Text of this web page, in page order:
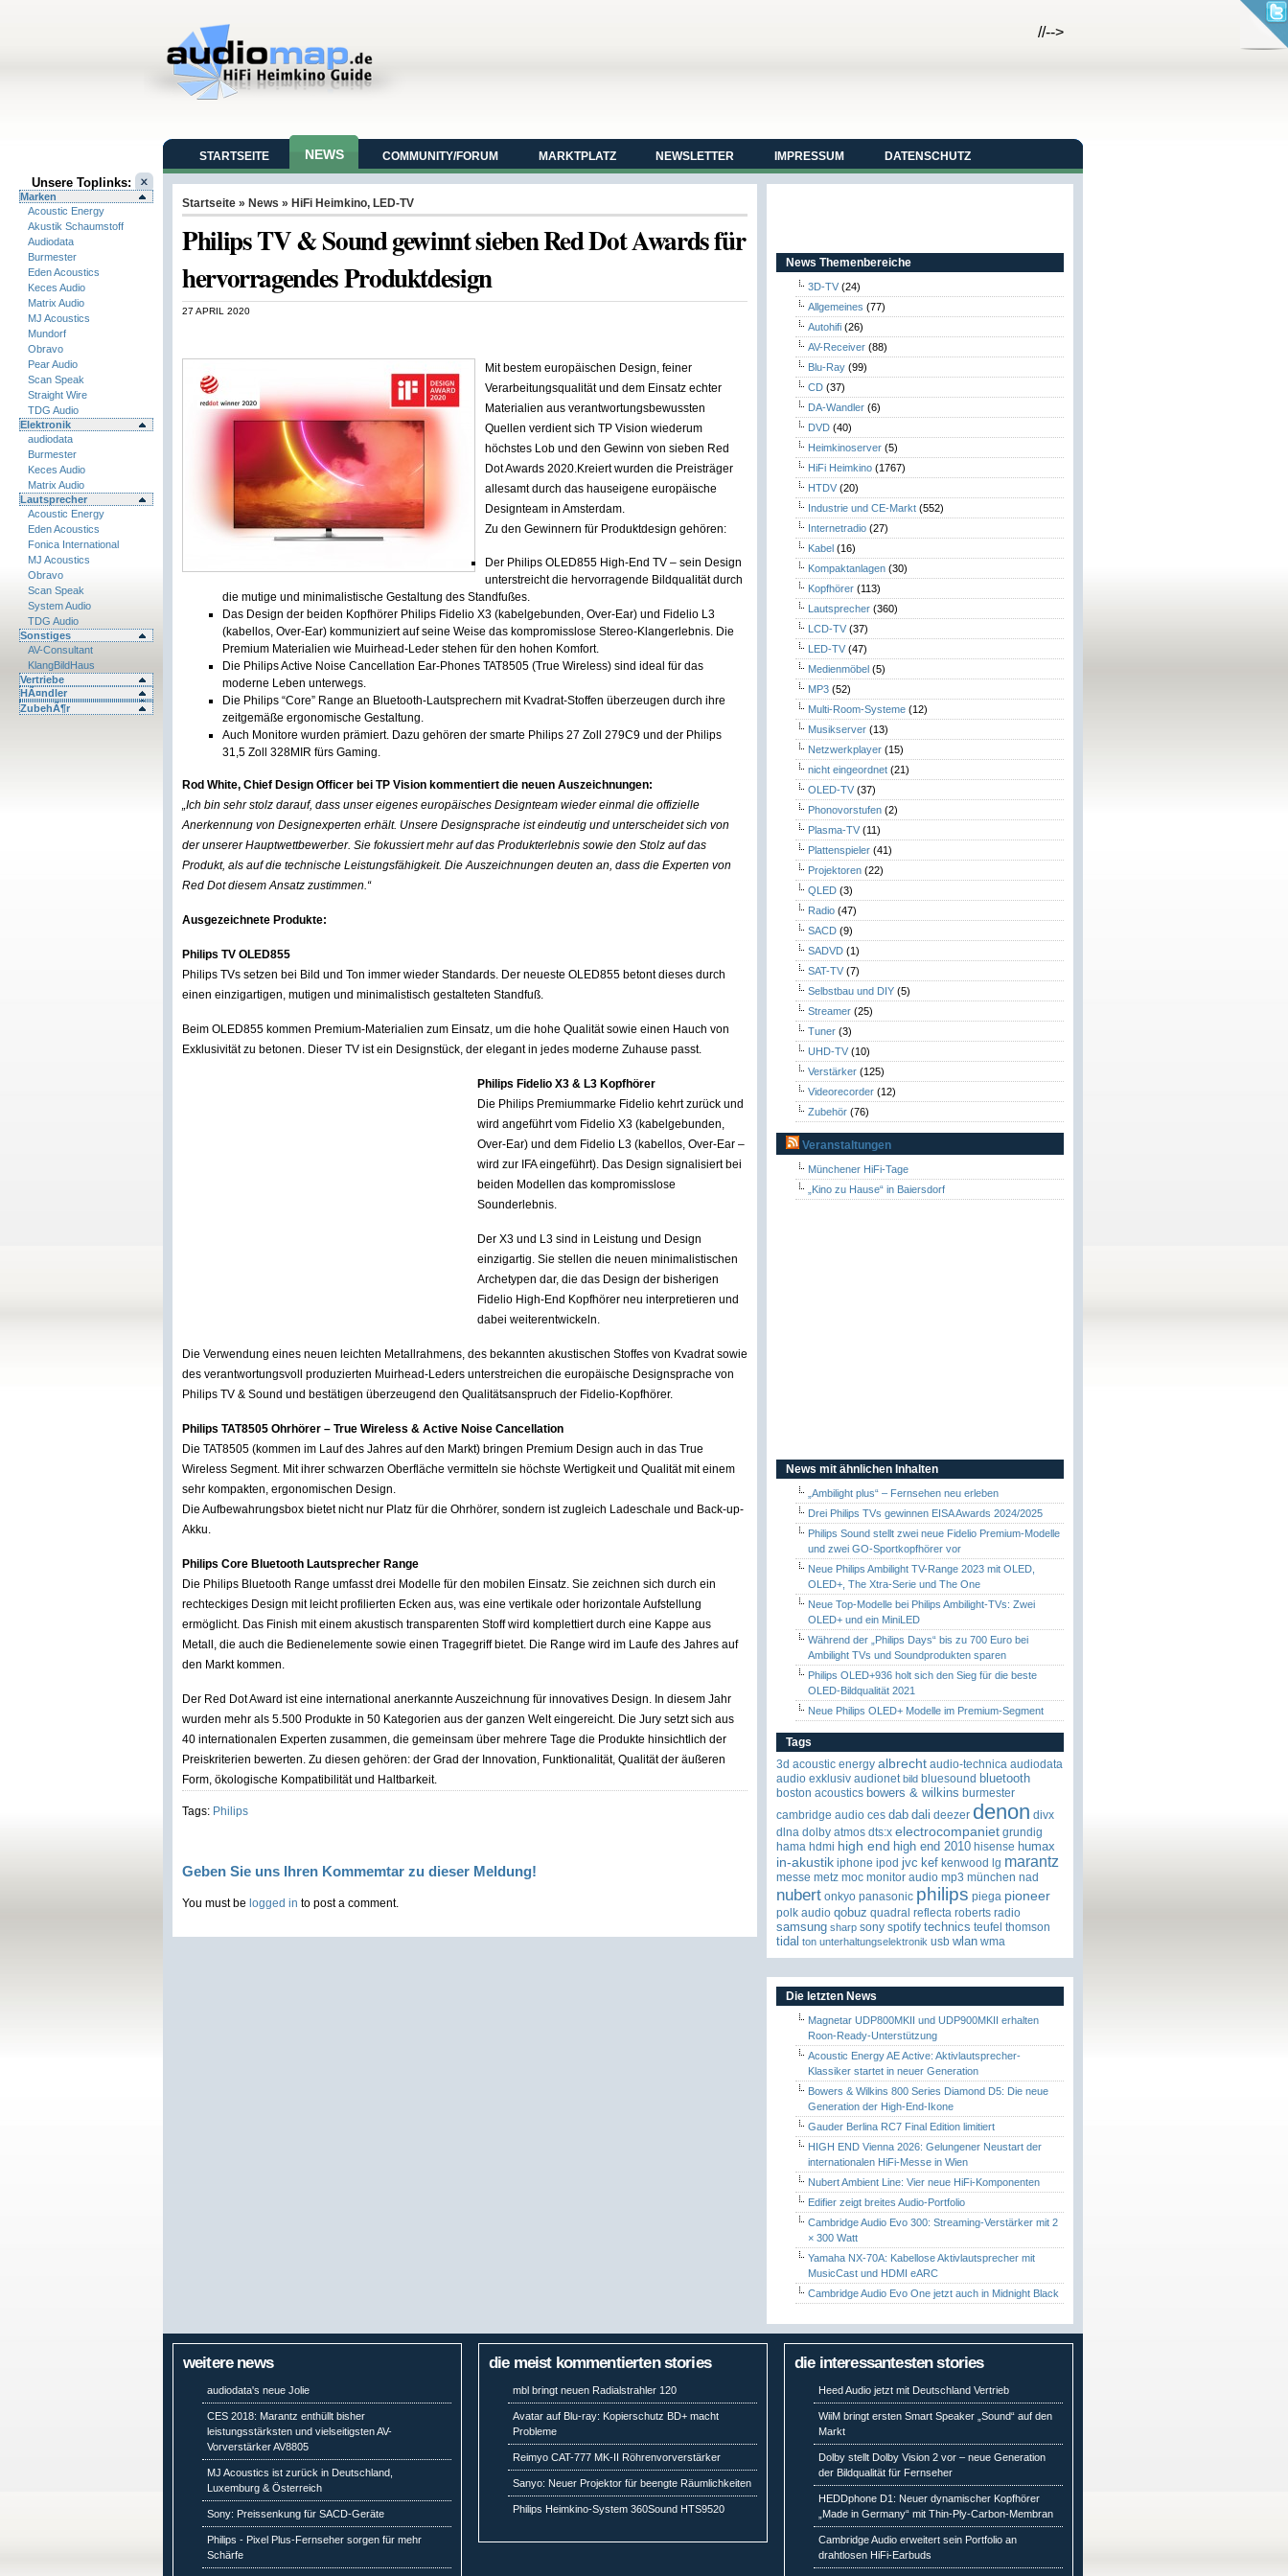
//-->
Unsere Toplinks:
Marken
Acoustic Energy
Akustik Schaumstoff
Audiodata
Burmester
Eden Acoustics
Keces Audio
Matrix Audio
MJ Acoustics
Mundorf
Obravo
Pear Audio
Scan Speak
Straight Wire
TDG Audio
Elektronik
audiodata
Burmester
Keces Audio
Matrix Audio
Lautsprecher
Acoustic Energy
Eden Acoustics
Fonica International
MJ Acoustics
Obravo
Scan Speak
System Audio
TDG Audio
Sonstiges
AV-Consultant
KlangBildHaus
Vertriebe
HÃ¤ndler
ZubehÃ¶r
STARTSEITE NEWS COMMUNITY/FORUM MARKTPLATZ NEWSLETTER IMPRESSUM DATENSCHUTZ
Startseite » News » HiFi Heimkino, LED-TV
Philips TV & Sound gewinnt sieben Red Dot Awards für
hervorragendes Produktdesign
27 APRIL 2020
Mit bestem europäischen Design, feiner
Verarbeitungsqualität und dem Einsatz echter
Materialien aus verantwortungsbewussten
Quellen verdient sich TP Vision wiederum
höchstes Lob und den Gewinn von sieben Red
Dot Awards 2020.Kreiert wurden die Preisträger
allesamt durch das hauseigene europäische
Designteam in Amsterdam.
Zu den Gewinnern für Produktdesign gehören:
Der Philips OLED855 High-End TV – sein Design
unterstreicht die hervorragende Bildqualität durch
die mutige und minimalistische Gestaltung des Standfußes.
Das Design der beiden Kopfhörer Philips Fidelio X3 (kabelgebunden, Over-Ear) und Fidelio L3
(kabellos, Over-Ear) kommuniziert auf seine Weise das kompromisslose Stereo-Klangerlebnis. Die
Premium Materialien wie Muirhead-Leder stehen für den hohen Komfort.
Die Philips Active Noise Cancellation Ear-Phones TAT8505 (True Wireless) sind ideal für das
moderne Leben unterwegs.
Die Philips “Core” Range an Bluetooth-Lautsprechern mit Kvadrat-Stoffen überzeugen durch ihre
zeitgemäße ergonomische Gestaltung.
Auch Monitore wurden prämiert. Dazu gehören der smarte Philips 27 Zoll 279C9 und der Philips
31,5 Zoll 328MIR fürs Gaming.
Rod White, Chief Design Officer bei TP Vision kommentiert die neuen Auszeichnungen:
„Ich bin sehr stolz darauf, dass unser eigenes europäisches Designteam wieder einmal die offizielle
Anerkennung von Designexperten erhält. Unsere Designsprache ist eindeutig und unterscheidet sich von
der unserer Hauptwettbewerber. Sie fokussiert mehr auf das Produkterlebnis sowie den Stolz auf das
Produkt, als auf die technische Leistungsfähigkeit. Die Auszeichnungen deuten an, dass die Experten von
Red Dot diesem Ansatz zustimmen.“
Ausgezeichnete Produkte:
Philips TV OLED855
Philips TVs setzen bei Bild und Ton immer wieder Standards. Der neueste OLED855 betont dieses durch
einen einzigartigen, mutigen und minimalistisch gestalteten Standfuß.
Beim OLED855 kommen Premium-Materialien zum Einsatz, um die hohe Qualität sowie einen Hauch von
Exklusivität zu betonen. Dieser TV ist ein Designstück, der elegant in jedes moderne Zuhause passt.
Philips Fidelio X3 & L3 Kopfhörer
Die Philips Premiummarke Fidelio kehrt zurück und
wird angeführt vom Fidelio X3 (kabelgebunden,
Over-Ear) und dem Fidelio L3 (kabellos, Over-Ear –
wird zur IFA eingeführt). Das Design signalisiert bei
beiden Modellen das kompromisslose
Sounderlebnis.
Der X3 und L3 sind in Leistung und Design
einzigartig. Sie stellen die neuen minimalistischen
Archetypen dar, die das Design der bisherigen
Fidelio High-End Kopfhörer neu interpretieren und
dabei weiterentwickeln.
Die Verwendung eines neuen leichten Metallrahmens, des bekannten akustischen Stoffes von Kvadrat sowie
des verantwortungsvoll produzierten Muirhead-Leders unterstreichen die europäische Designsprache von
Philips TV & Sound und bestätigen überzeugend den Qualitätsanspruch der Fidelio-Kopfhörer.
Philips TAT8505 Ohrhörer – True Wireless & Active Noise Cancellation
Die TAT8505 (kommen im Lauf des Jahres auf den Markt) bringen Premium Design auch in das True
Wireless Segment. Mit ihrer schwarzen Oberfläche vermitteln sie höchste Wertigkeit und Qualität mit einem
sehr kompakten, ergonomischen Design.
Die Aufbewahrungsbox bietet nicht nur Platz für die Ohrhörer, sondern ist zugleich Ladeschale und Back-up-
Akku.
Philips Core Bluetooth Lautsprecher Range
Die Philips Bluetooth Range umfasst drei Modelle für den mobilen Einsatz. Sie zeichnen sich durch ein
rechteckiges Design mit leicht profilierten Ecken aus, was eine vertikale oder horizontale Aufstellung
ermöglicht. Das Finish mit einem akustisch transparenten Stoff wird komplettiert durch eine Kappe aus
Metall, die auch die Bedienelemente sowie einen Tragegriff bietet. Die Range wird im Laufe des Jahres auf
den Markt kommen.
Der Red Dot Award ist eine international anerkannte Auszeichnung für innovatives Design. In diesem Jahr
wurden mehr als 5.500 Produkte in 50 Kategorien aus der ganzen Welt eingereicht. Die Jury setzt sich aus
40 internationalen Experten zusammen, die gemeinsam über mehrere Tage die Produkte hinsichtlich der
Preiskriterien bewerten. Zu diesen gehören: der Grad der Innovation, Funktionalität, Qualität der äußeren
Form, ökologische Kompatibilität und Haltbarkeit.
Tags: Philips
Geben Sie uns Ihren Kommemtar zu dieser Meldung!
You must be logged in to post a comment.
News Themenbereiche
3D-TV (24)
Allgemeines (77)
Autohifi (26)
AV-Receiver (88)
Blu-Ray (99)
CD (37)
DA-Wandler (6)
DVD (40)
Heimkinoserver (5)
HiFi Heimkino (1767)
HTDV (20)
Industrie und CE-Markt (552)
Internetradio (27)
Kabel (16)
Kompaktanlagen (30)
Kopfhörer (113)
Lautsprecher (360)
LCD-TV (37)
LED-TV (47)
Medienmöbel (5)
MP3 (52)
Multi-Room-Systeme (12)
Musikserver (13)
Netzwerkplayer (15)
nicht eingeordnet (21)
OLED-TV (37)
Phonovorstufen (2)
Plasma-TV (11)
Plattenspieler (41)
Projektoren (22)
QLED (3)
Radio (47)
SACD (9)
SADVD (1)
SAT-TV (7)
Selbstbau und DIY (5)
Streamer (25)
Tuner (3)
UHD-TV (10)
Verstärker (125)
Videorecorder (12)
Zubehör (76)
Veranstaltungen
Münchener HiFi-Tage
„Kino zu Hause“ in Baiersdorf
News mit ähnlichen Inhalten
„Ambilight plus“ – Fernsehen neu erleben
Drei Philips TVs gewinnen EISA Awards 2024/2025
Philips Sound stellt zwei neue Fidelio Premium-Modelle
und zwei GO-Sportkopfhörer vor
Neue Philips Ambilight TV-Range 2023 mit OLED,
OLED+, The Xtra-Serie und The One
Neue Top-Modelle bei Philips Ambilight-TVs: Zwei
OLED+ und ein MiniLED
Während der „Philips Days“ bis zu 700 Euro bei
Ambilight TVs und Soundprodukten sparen
Philips OLED+936 holt sich den Sieg für die beste
OLED-Bildqualität 2021
Neue Philips OLED+ Modelle im Premium-Segment
Tags
3d acoustic energy albrecht audio-technica audiodata
audio exklusiv audionet bild bluesound bluetooth
boston acoustics bowers & wilkins burmester
cambridge audio ces dab dali deezer denon divx
dlna dolby atmos dts:x electrocompaniet grundig
hama hdmi high end high end 2010 hisense humax
in-akustik iphone ipod jvc kef kenwood lg marantz
messe metz moc monitor audio mp3 münchen nad
nubert onkyo panasonic philips piega pioneer
polk audio qobuz quadral reflecta roberts radio
samsung sharp sony spotify technics teufel thomson
tidal ton unterhaltungselektronik usb wlan wma
Die letzten News
Magnetar UDP800MKII und UDP900MKII erhalten
Roon-Ready-Unterstützung
Acoustic Energy AE Active: Aktivlautsprecher-
Klassiker startet in neuer Generation
Bowers & Wilkins 800 Series Diamond D5: Die neue
Generation der High-End-Ikone
Gauder Berlina RC7 Final Edition limitiert
HIGH END Vienna 2026: Gelungener Neustart der
internationalen HiFi-Messe in Wien
Nubert Ambient Line: Vier neue HiFi-Komponenten
Edifier zeigt breites Audio-Portfolio
Cambridge Audio Evo 300: Streaming-Verstärker mit 2
× 300 Watt
Yamaha NX-70A: Kabellose Aktivlautsprecher mit
MusicCast und HDMI eARC
Cambridge Audio Evo One jetzt auch in Midnight Black
weitere news
audiodata's neue Jolie
CES 2018: Marantz enthüllt bisher
leistungsstärksten und vielseitigsten AV-
Vorverstärker AV8805
MJ Acoustics ist zurück in Deutschland,
Luxemburg & Österreich
Sony: Preissenkung für SACD-Geräte
Philips - Pixel Plus-Fernseher sorgen für mehr
Schärfe
die meist kommentierten stories
mbl bringt neuen Radialstrahler 120
Avatar auf Blu-ray: Kopierschutz BD+ macht
Probleme
Reimyo CAT-777 MK-II Röhrenvorverstärker
Sanyo: Neuer Projektor für beengte Räumlichkeiten
Philips Heimkino-System 360Sound HTS9520
die interessantesten stories
Heed Audio jetzt mit Deutschland Vertrieb
WiiM bringt ersten Smart Speaker „Sound“ auf den
Markt
Dolby stellt Dolby Vision 2 vor – neue Generation
der Bildqualität für Fernseher
HEDDphone D1: Neuer dynamischer Kopfhörer
„Made in Germany“ mit Thin-Ply-Carbon-Membran
Cambridge Audio erweitert sein Portfolio an
drahtlosen HiFi-Earbuds